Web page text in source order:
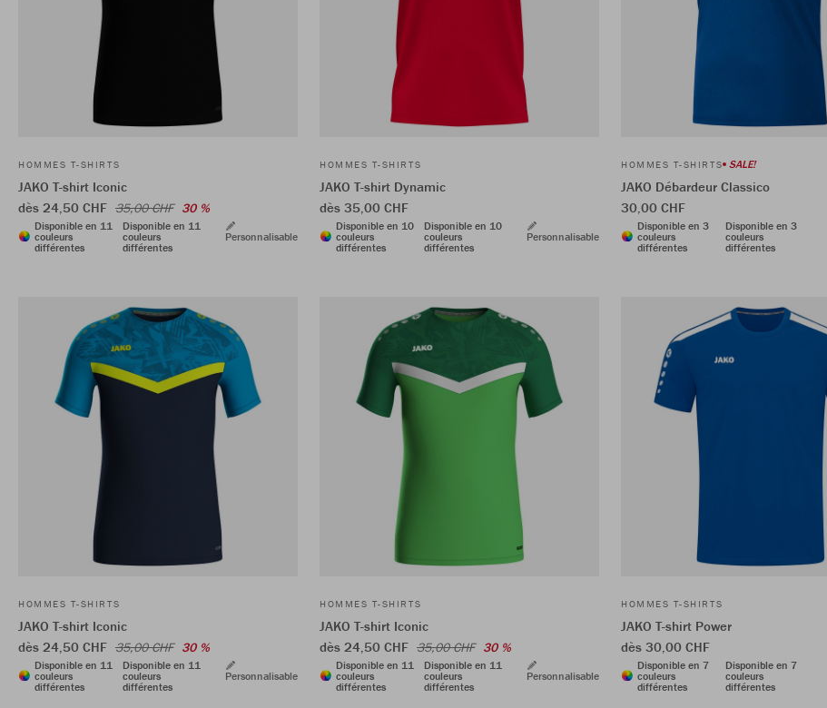
HOMMES T-SHIRTS
JAKO T-shirt Iconic
dès 24,50 CHF 35,00 CHF 30 %
Disponible en 11
couleurs
différentes
Disponible en 11
couleurs
différentes
Personnalisable
HOMMES T-SHIRTS
JAKO T-shirt Dynamic
dès 35,00 CHF
Disponible en 10
couleurs
différentes
Disponible en 10
couleurs
différentes
Personnalisable
HOMMES T-SHIRTS SALE!
JAKO Débardeur Classico
30,00 CHF
Disponible en 3
couleurs
différentes
Disponible en 3
couleurs
différentes
HOMMES T-SHIRTS
JAKO T-shirt Iconic
dès 24,50 CHF 35,00 CHF 30 %
Disponible en 11
couleurs
différentes
Disponible en 11
couleurs
différentes
Personnalisable
HOMMES T-SHIRTS
JAKO T-shirt Iconic
dès 24,50 CHF 35,00 CHF 30 %
Disponible en 11
couleurs
différentes
Disponible en 11
couleurs
différentes
Personnalisable
HOMMES T-SHIRTS
JAKO T-shirt Power
dès 30,00 CHF
Disponible en 7
couleurs
différentes
Disponible en 7
couleurs
différentes